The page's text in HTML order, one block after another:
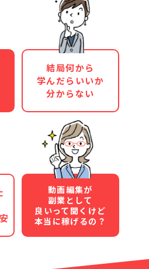
結局何から
学んだらいいか
分からない
動画編集が
副業として
良いって聞くけど
本当に稼げるの？